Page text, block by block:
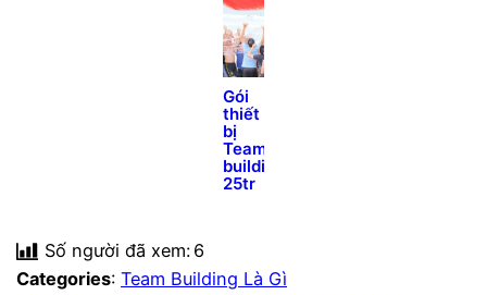
Gói
thiết
bị
Team
building
25tr
Số người đã xem: 6
Categories:Team Building Là Gì